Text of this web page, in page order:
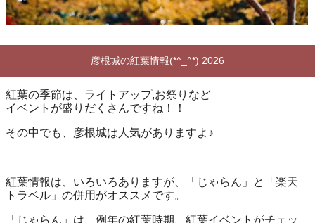
彦根城の紅葉情報(*^_^*) 2026
紅葉の季節は、ライトアップ,お祭りなど
イベントが盛りだくさんですね！！
その中でも、彦根城は人気がありますよ♪
紅葉情報は、いろいろありますが、「じゃらん」と「楽天
トラベル」の併用がオススメです。
「じゃらん」は、例年の紅葉時期、紅葉イベントがチェッ